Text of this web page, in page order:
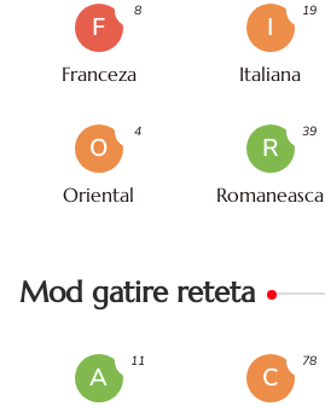
F
Franceza
8
I
Italiana
19
O
Oriental
4
R
Romaneasca
39
Mod gatire reteta
A
11
C
78